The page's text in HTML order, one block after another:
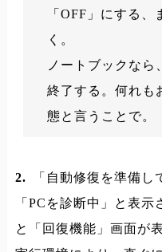
「OFF」にする
く。
ノートブックなら
終了する。何れも
態と言うことで。
2.
「自動修復を準備
「PCを診断中」と表
と「回復機能」画面が